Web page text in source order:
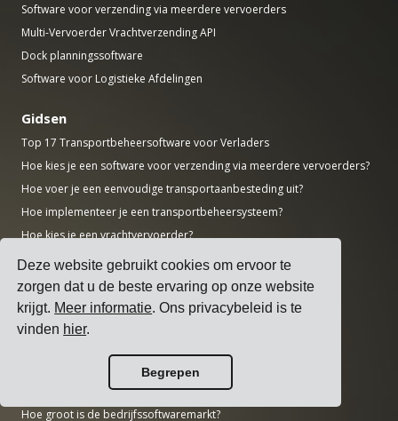
Deze website gebruikt cookies om ervoor te
zorgen dat u de beste ervaring op onze website
krijgt. Meer informatie. Ons privacybeleid is te
vinden hier.
Begrepen
Software voor verzending via meerdere vervoerders
Multi-Vervoerder Vrachtverzending API
Dock planningssoftware
Software voor Logistieke Afdelingen
Gidsen
Top 17 Transportbeheersoftware voor Verladers
Hoe kies je een software voor verzending via meerdere vervoerders?
Hoe voer je een eenvoudige transportaanbesteding uit?
Hoe implementeer je een transportbeheersysteem?
Hoe kies je een vrachtvervoerder?
Hoe automatiseer je verzendmeldingen?
Vracht KPI's die Elke Logistiek Manager Moet Bijhouden
Onderzoek
Hoeveel CO2 stoot de transportsector uit?
Hoe groot is de logistieke markt?
Hoe groot is de bedrijfssoftwaremarkt?